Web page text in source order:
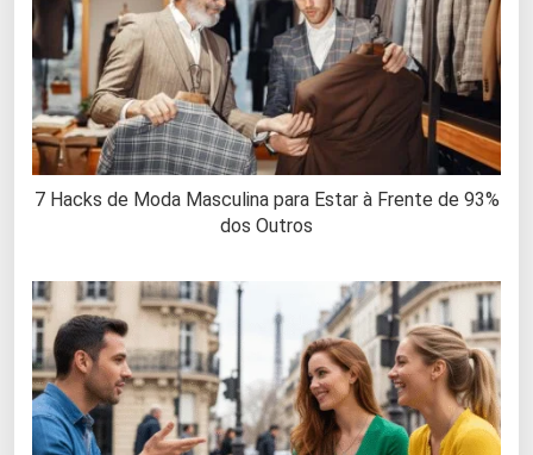
7 Hacks de Moda Masculina para Estar à Frente de 93%
dos Outros